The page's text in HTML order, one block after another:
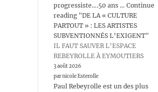
progressiste….50 ans … Continue
reading "DE LA « CULTURE
PARTOUT » : LES ARTISTES
SUBVENTIONNÉS L’EXIGENT"
IL FAUT SAUVER L’ESPACE
REBEYROLLE À EYMOUTIERS
3 août 2026
par nicole Esterolle
Paul Rebeyrolle est un des plus